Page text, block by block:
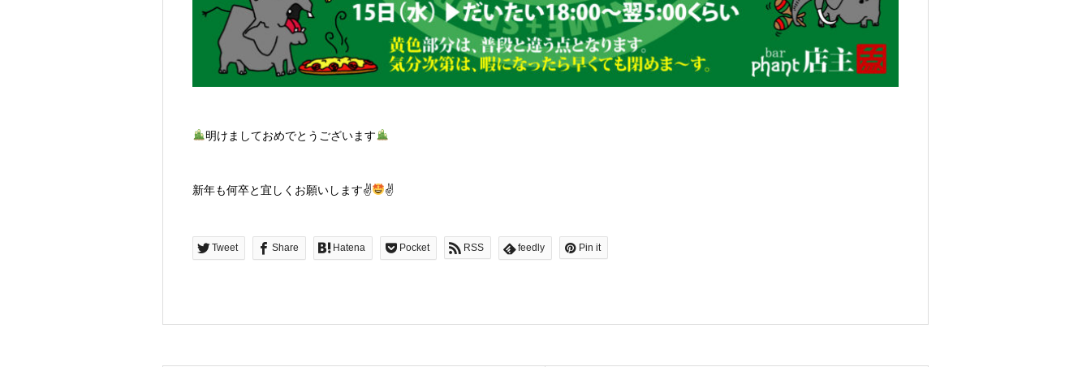
明けましておめでとうございます
新年も何卒と宜しくお願いします✌ ✌
Tweet Share Hatena Pocket RSS feedly Pin it